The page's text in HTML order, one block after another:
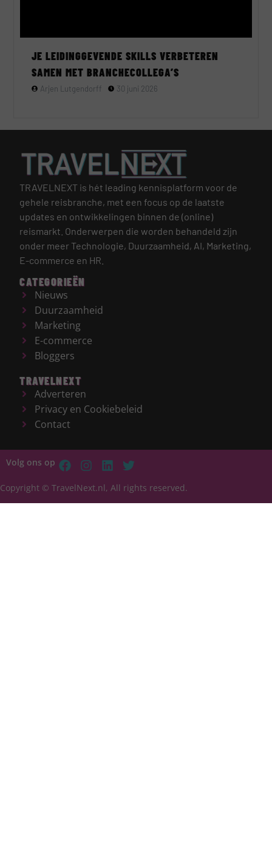
JE LEIDINGGEVENDE SKILLS VERBETEREN
SAMEN MET BRANCHECOLLEGA’S
Arjen Lutgendorff 30 juni 2026
TRAVELNEXT is hét leading kennisplatform voor de
gehele reisbranche, met een focus op de laatste
updates en ontwikkelingen binnen de (online)
reismarkt. Onderwerpen die worden behandeld zijn
onder meer Technologie, Duurzaamheid, AI, Marketing,
E-commerce en HR.
CATEGORIEËN
Nieuws
Duurzaamheid
Marketing
E-commerce
Bloggers
TRAVELNEXT
Adverteren
Privacy en Cookiebeleid
Contact
Volg ons op
Copyright © TravelNext.nl, All rights reserved.